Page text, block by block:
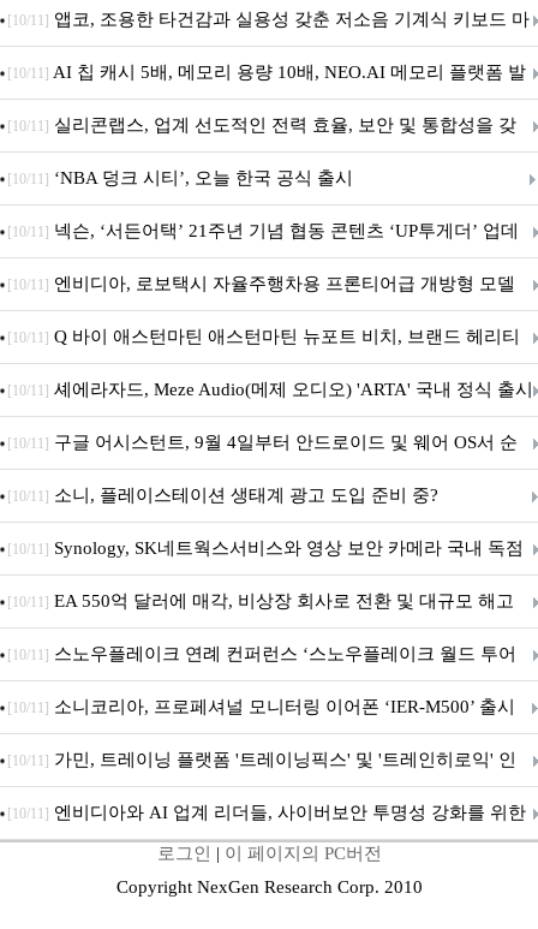
특집(1-4편)
[10/11] 앱코, 조용한 타건감과 실용성 갖춘 저소음 기계식 키보드 마
우스 세트 'KM580' 출시
[10/11] AI 칩 캐시 5배, 메모리 용량 10배, NEO.AI 메모리 플랫폼 발
표
[10/11] 실리콘랩스, 업계 선도적인 전력 효율, 보안 및 통합성을 갖
춘 초저전력 블루투스 LE SoC ‘BG2B’ 공개
[10/11] ‘NBA 덩크 시티’, 오늘 한국 공식 출시
[10/11] 넥슨, ‘서든어택’ 21주년 기념 협동 콘텐츠 ‘UP투게더’ 업데
이트
[10/11] 엔비디아, 로보택시 자율주행차용 프론티어급 개방형 모델
‘알파마요 2 슈퍼’ 상업적 이용 가능
[10/11] Q 바이 애스턴마틴 애스턴마틴 뉴포트 비치, 브랜드 헤리티
지 담은 ‘헤리티지 에디션 컬렉션’ 공개
[10/11] 셰에라자드, Meze Audio(메제 오디오) 'ARTA' 국내 정식 출시
[10/11] 구글 어시스턴트, 9월 4일부터 안드로이드 및 웨어 OS서 순
차 서비스 종료
[10/11] 소니, 플레이스테이션 생태계 광고 도입 준비 중?
[10/11] Synology, SK네트웍스서비스와 영상 보안 카메라 국내 독점
판매 파트너십 체결
[10/11] EA 550억 달러에 매각, 비상장 회사로 전환 및 대규모 해고
전망
[10/11] 스노우플레이크 연례 컨퍼런스 ‘스노우플레이크 월드 투어
서울’ 개최
[10/11] 소니코리아, 프로페셔널 모니터링 이어폰 ‘IER-M500’ 출시
[10/11] 가민, 트레이닝 플랫폼 '트레이닝픽스' 및 '트레인히로익' 인
수로 선수와 코치에 맞춤형 훈련 지원 확대
[10/11] 엔비디아와 AI 업계 리더들, 사이버보안 투명성 강화를 위한
SAFE 가이드라인 제안
로그인 | 이 페이지의 PC버전
Copyright NexGen Research Corp. 2010